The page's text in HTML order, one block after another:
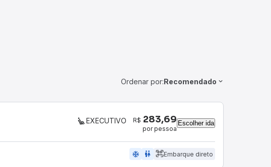
Ordenar por:Recomendado
EXECUTIVO R$ 283,69
por pessoa
Escolher ida
ac_unit wc Embarque direto